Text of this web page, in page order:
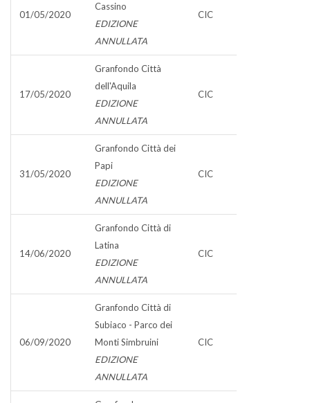
01/05/2020
Cassino
EDIZIONE
ANNULLATA
CIC
17/05/2020
Granfondo Città
dell'Aquila
EDIZIONE
ANNULLATA
CIC
31/05/2020
Granfondo Città dei
Papi
EDIZIONE
ANNULLATA
CIC
14/06/2020
Granfondo Città di
Latina
EDIZIONE
ANNULLATA
CIC
06/09/2020
Granfondo Città di
Subiaco - Parco dei
Monti Simbruini
EDIZIONE
ANNULLATA
CIC